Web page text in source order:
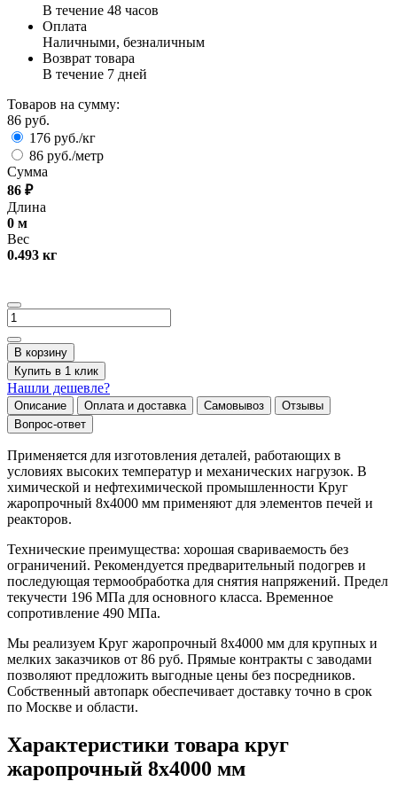
В течение 48 часов
Оплата
Наличными, безналичным
Возврат товара
В течение 7 дней
Товаров на сумму:
86 руб.
176 руб./кг
86 руб./метр
Сумма
86 ₽
Длина
0 м
Вес
0.493 кг
В корзину
Купить в 1 клик
Нашли дешевле?
Описание Оплата и доставка Самовывоз
Отзывы
Вопрос-ответ
Применяется для изготовления деталей, работающих в
условиях высоких температур и механических нагрузок. В
химической и нефтехимической промышленности Круг
жаропрочный 8х4000 мм применяют для элементов печей и
реакторов.
Технические преимущества: хорошая свариваемость без
ограничений. Рекомендуется предварительный подогрев и
последующая термообработка для снятия напряжений. Предел
текучести 196 МПа для основного класса. Временное
сопротивление 490 МПа.
Мы реализуем Круг жаропрочный 8х4000 мм для крупных и
мелких заказчиков от 86 руб. Прямые контракты с заводами
позволяют предложить выгодные цены без посредников.
Собственный автопарк обеспечивает доставку точно в срок
по Москве и области.
Характеристики товара круг
жаропрочный 8х4000 мм